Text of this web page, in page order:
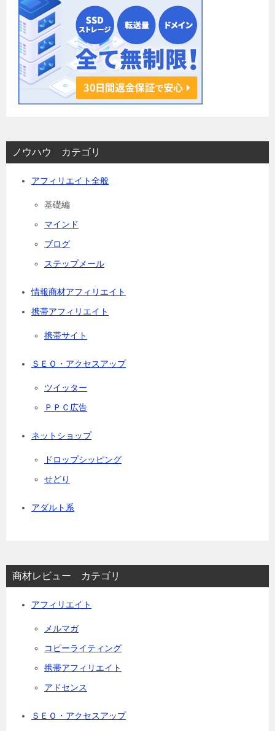
ノウハウ カテゴリ
アフィリエイト全般
基礎編
マインド
ブログ
ステップメール
情報商材アフィリエイト
携帯アフィリエイト
携帯サイト
ＳＥＯ・アクセスアップ
ツイッター
ＰＰＣ広告
ネットショップ
ドロップシッピング
せどり
アダルト系
商材レビュー カテゴリ
アフィリエイト
メルマガ
コピーライティング
携帯アフィリエイト
アドセンス
ＳＥＯ・アクセスアップ